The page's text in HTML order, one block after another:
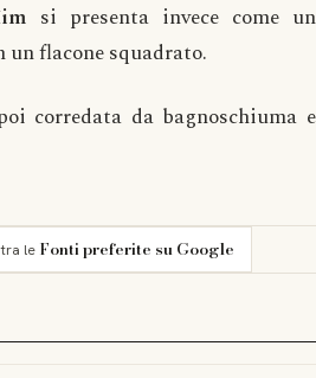
si presenta invece come un
flacone squadrato.
corredata da bagnoschiuma e
tra le Fonti preferite su Google